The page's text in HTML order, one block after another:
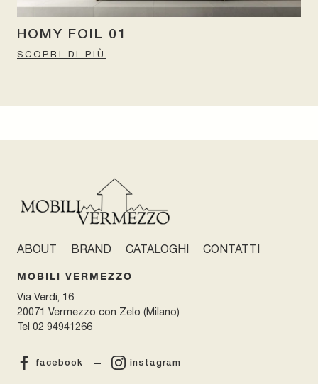
HOMY FOIL 01
SCOPRI DI PIÙ
ABOUT BRAND CATALOGHI CONTATTI
MOBILI VERMEZZO
Via Verdi, 16
20071 Vermezzo con Zelo (Milano)
Tel 02 94941266
facebook instagram